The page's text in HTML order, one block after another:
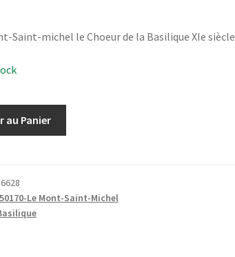
Saint-michel le Choeur de la Basilique XIe siècle
au Panier
50170-Le Mont-Saint-Michel